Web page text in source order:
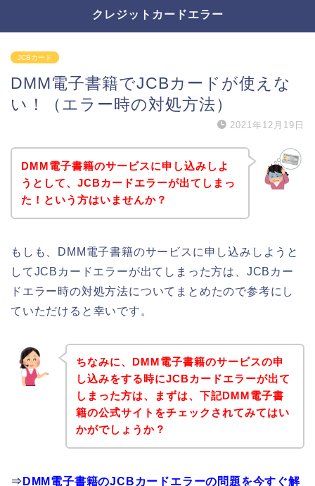
クレジットカードエラー
JCBカード
DMM電子書籍でJCBカードが使えな
い！（エラー時の対処方法）
2021年12月19日
DMM電子書籍のサービスに申し込みしよ
うとして、JCBカードエラーが出てしまっ
た！という方はいませんか？
もしも、DMM電子書籍のサービスに申し込みしようと
してJCBカードエラーが出てしまった方は、JCBカー
ドエラー時の対処方法についてまとめたので参考にし
ていただけると幸いです。
ちなみに、DMM電子書籍のサービスの申
し込みをする時にJCBカードエラーが出て
しまった方は、まずは、下記DMM電子書
籍の公式サイトをチェックされてみてはい
かがでしょうか？
⇒ DMM電子書籍のJCBカードエラーの問題を今すぐ解